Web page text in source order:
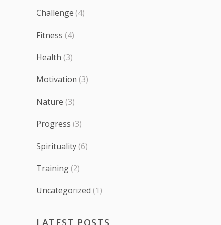
Challenge (4)
Fitness (4)
Health (3)
Motivation (3)
Nature (3)
Progress (3)
Spirituality (6)
Training (2)
Uncategorized (1)
LATEST POSTS